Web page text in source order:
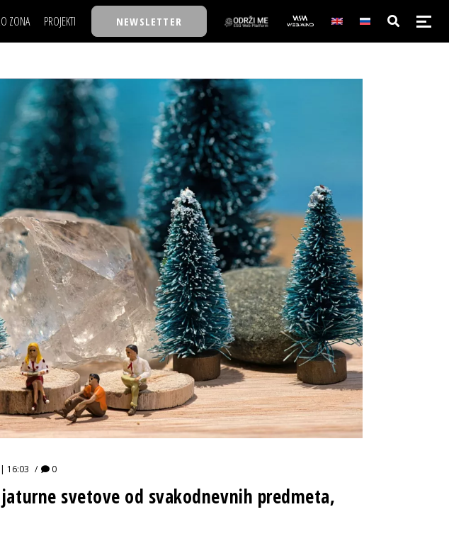
ZONA PROJEKTI
TASTY TALKS
30 ISPOD 30
BACK TO OFFICE/SCHOOL
BIZBENDOVI
BIZKOLEGIJUM
BMW BIZNIS LIGA
BIZLIFE WEEK
IZJAVA GODINE
NEWSLETTER
NAJKOLEGA
30 ISPOD 30
BACK TO OFFICE/SCHOOL
BIZBENDOVI
BIZKOLEGIJUM
BMW BIZNIS LIGA
BIZLIFE WEEK
IZJAVA GODINE
16:03 0
svetove od svakodnevnih predmeta,